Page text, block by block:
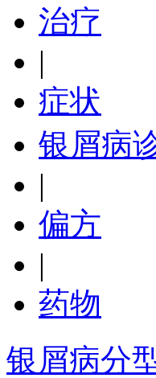
治疗
|
症状
银屑病
|
偏方
|
药物
银屑病分